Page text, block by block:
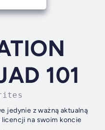
101
jedynie z ważną aktualną
na swoim koncie